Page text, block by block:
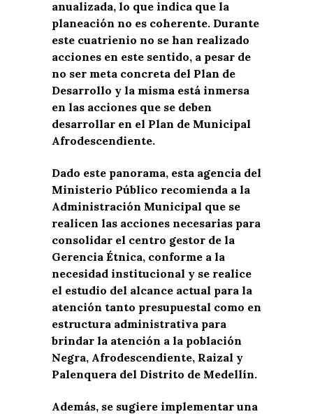
anualizada, lo que indica que la
planeación no es coherente. Durante
este cuatrienio no se han realizado
acciones en este sentido, a pesar de
no ser meta concreta del Plan de
Desarrollo y la misma está inmersa
en las acciones que se deben
desarrollar en el Plan de Municipal
Afrodescendiente.
Dado este panorama, esta agencia del
Ministerio Público recomienda a la
Administración Municipal que se
realicen las acciones necesarias para
consolidar el centro gestor de la
Gerencia Étnica, conforme a la
necesidad institucional y se realice
el estudio del alcance actual para la
atención tanto presupuestal como en
estructura administrativa para
brindar la atención a la población
Negra, Afrodescendiente, Raizal y
Palenquera del Distrito de Medellín.
Además, se sugiere implementar una